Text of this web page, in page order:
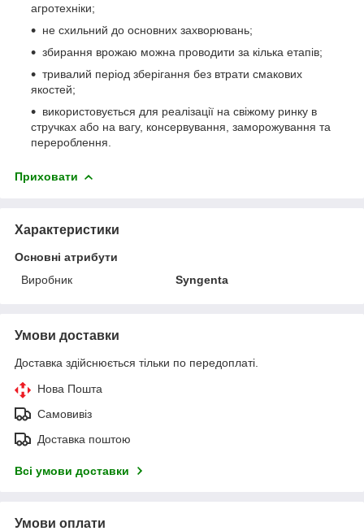
агротехніки;
не схильний до основних захворювань;
збирання врожаю можна проводити за кілька етапів;
тривалий період зберігання без втрати смакових
якостей;
використовується для реалізації на свіжому ринку в
стручках або на вагу, консервування, заморожування та
перероблення.
Приховати
Характеристики
Основні атрибути
Виробник
Syngenta
Умови доставки
Доставка здійснюється тільки по передоплаті.
Нова Пошта
Самовивіз
Доставка поштою
Всі умови доставки
Умови оплати